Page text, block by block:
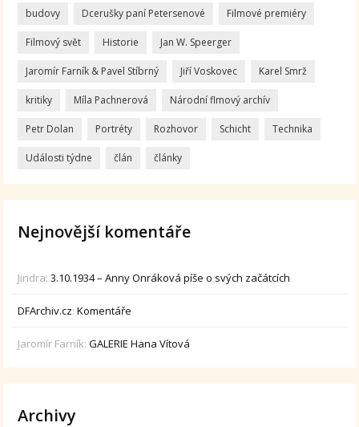
budovy Dcerušky paní Petersenové Filmové premiéry
Filmový svět Historie Jan W. Speerger
Jaromír Farník & Pavel Stíbrný Jiří Voskovec Karel Smrž
kritiky Míla Pachnerová Národní flmový archív
Petr Dolan Portréty Rozhovor Schicht Technika
Události týdne člán články
Nejnovější komentáře
Jindra:3.10.1934 – Anny Onráková píše o svých začátcích
DFArchiv.cz:Komentáře
Jaromír Farník:GALERIE Hana Vítová
Archivy